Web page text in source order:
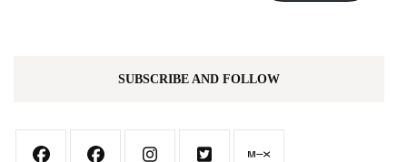
SUBSCRIBE AND FOLLOW